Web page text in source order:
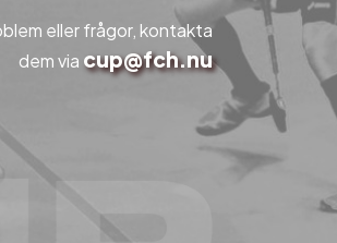
eller frågor, kontakta
dem via cup@fch.nu